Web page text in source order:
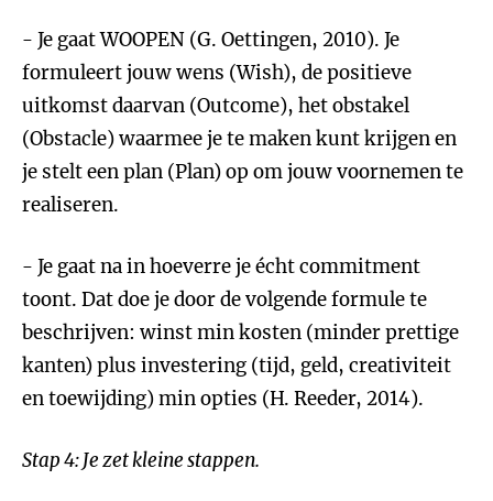
- Je gaat WOOPEN (G. Oettingen, 2010). Je
formuleert jouw wens (Wish), de positieve
uitkomst daarvan (Outcome), het obstakel
(Obstacle) waarmee je te maken kunt krijgen en
je stelt een plan (Plan) op om jouw voornemen te
realiseren.
- Je gaat na in hoeverre je écht commitment
toont. Dat doe je door de volgende formule te
beschrijven: winst min kosten (minder prettige
kanten) plus investering (tijd, geld, creativiteit
en toewijding) min opties (H. Reeder, 2014).
Stap 4: Je zet kleine stappen.